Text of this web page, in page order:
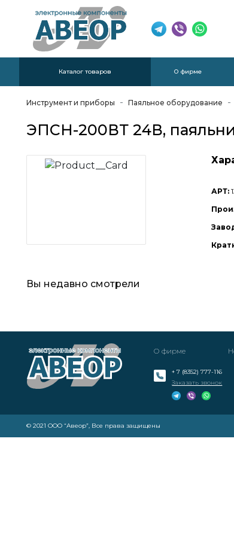
Каталог товаров О фирме
Инструмент и приборы Паяльное оборудование
ЭПСН-200ВТ 24В,
АРТ:
Вы недавно смотрели
О фирме
+ 7 (8352) 777-116
Заказать звонок
© 2021 ООО “Авеор”, Все права защищены